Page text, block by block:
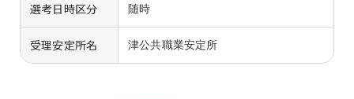
選考日時区分 随時
受理安定所名 津公共職業安定所